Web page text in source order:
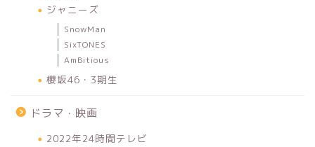
ジャニーズ
SnowMan
SixTONES
AmBitious
櫻坂46・3期生
ドラマ・映画
2022年24時間テレビ